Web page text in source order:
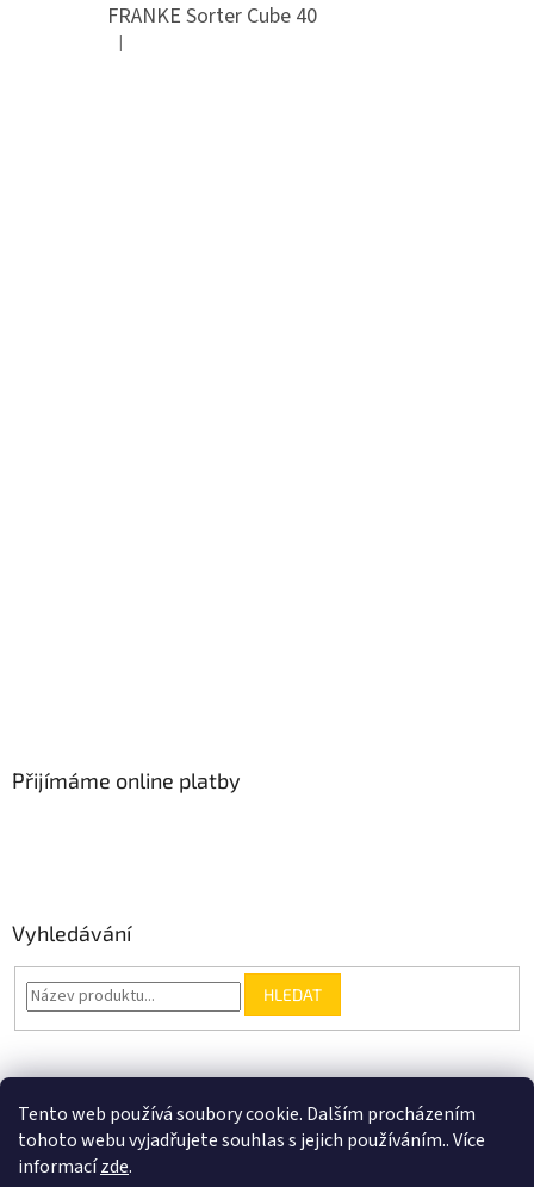
Tento web používá soubory cookie. Dalším procházením
tohoto webu vyjadřujete souhlas s jejich používáním.. Více
informacízde.
FRANKE Sorter Cube 40
Hodnocení produktu je 3 z 5 hvězdiček.
|
Přijímáme online platby
Vyhledávání
HLEDAT
Nákupní košík
0KS /0 KČ